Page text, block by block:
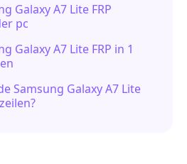
Galaxy A7 Lite FRP
pc
Galaxy A7 Lite FRP in 1
Samsung Galaxy A7 Lite